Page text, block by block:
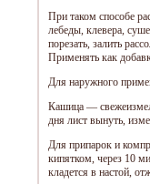
При таком способе
лебеды, клевера,
порезать, залить
Применять как
Для наружного
Кашица —
дня лист вынуть,
Для припарок и
кипятком, через 10
кладется в настой,